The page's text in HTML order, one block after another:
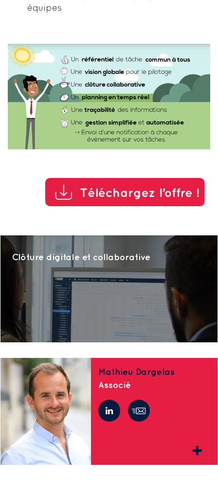
équipes
Clôture digitale et collaborative
Mathieu Dargelas
Associé